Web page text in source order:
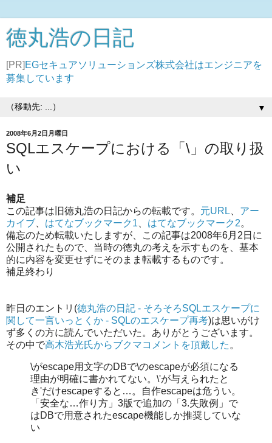
徳丸浩の日記
[PR] EGセキュアソリューションズ株式会社はエンジニアを
募集しています
▼
2008年6月2日月曜日
SQLエスケープにおける「\」の取り扱
い
補足
この記事は旧徳丸浩の日記からの転載です。 元URL
アー
カイブ
はてなブックマーク1 はてなブックマーク2。
備忘のため転載いたしますが、この記事は2008年6月2日に
公開されたもので、当時の徳丸の考えを示すものを、基本
的に内容を変更せずにそのまま転載するものです。
補足終わり
昨日のエントリ(徳丸浩の日記 - そろそろSQLエスケープに
関して一言いっとくか - SQLのエスケープ再考)は思いがけ
ず多くの方に読んでいただいた。ありがとうございます。
その中で高木浩光氏からブクマコメントを頂戴した 。
\がescape用文字のDBで\のescapeが必須になる
理由が明確に書かれてない。\'が与えられたと
き'だけescapeすると…。自作escapeは危うい。
「安全な…作り方」3版で追加の「3.失敗例」で
はDBで用意されたescape機能しか推奨していな
い